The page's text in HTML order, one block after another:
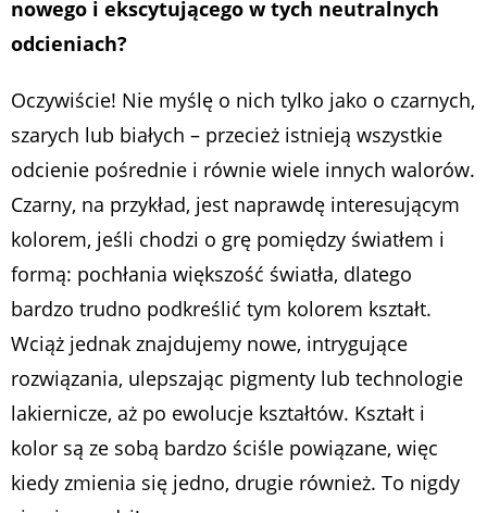
nowego i ekscytującego w tych neutralnych
odcieniach?
Oczywiście! Nie myślę o nich tylko jako o czarnych,
szarych lub białych – przecież istnieją wszystkie
odcienie pośrednie i równie wiele innych walorów.
Czarny, na przykład, jest naprawdę interesującym
kolorem, jeśli chodzi o grę pomiędzy światłem i
formą: pochłania większość światła, dlatego
bardzo trudno podkreślić tym kolorem kształt.
Wciąż jednak znajdujemy nowe, intrygujące
rozwiązania, ulepszając pigmenty lub technologie
lakiernicze, aż po ewolucje kształtów. Kształt i
kolor są ze sobą bardzo ściśle powiązane, więc
kiedy zmienia się jedno, drugie również. To nigdy